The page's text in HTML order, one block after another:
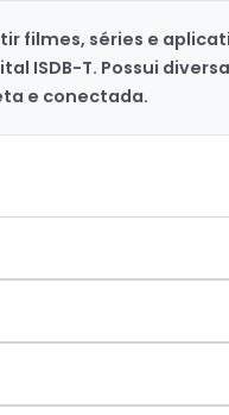
filmes, séries e
ISDB-T. Possui
e conectada.